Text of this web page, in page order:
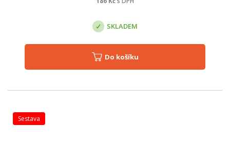
SKLADEM
Do košíku
sestava